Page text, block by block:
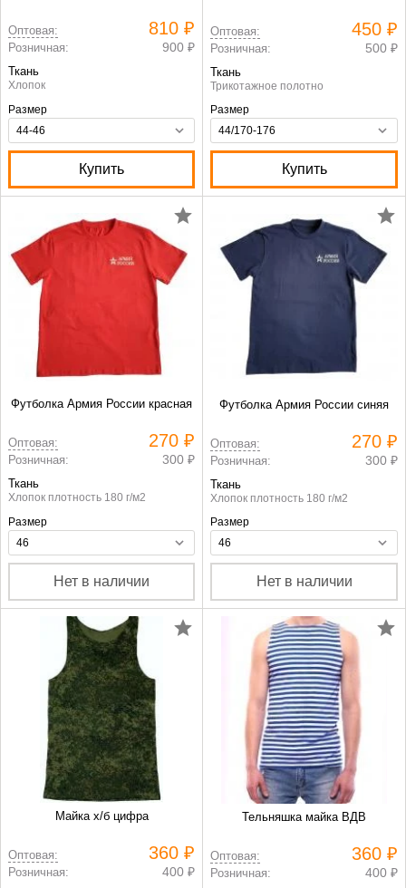
Оптовая: 810 ₽
Розничная: 900 ₽
Ткань
Хлопок
Размер
Купить
Оптовая: 450 ₽
Розничная: 500 ₽
Ткань
Трикотажное полотно
Размер
Купить
Футболка Армия России красная
Оптовая: 270 ₽
Розничная: 300 ₽
Ткань
Хлопок плотность 180 г/м2
Размер
Нет в наличии
Футболка Армия России синяя
Оптовая: 270 ₽
Розничная: 300 ₽
Ткань
Хлопок плотность 180 г/м2
Размер
Нет в наличии
Майка х/б цифра
Оптовая: 360 ₽
Розничная: 400 ₽
Тельняшка майка ВДВ
Оптовая: 360 ₽
Розничная: 400 ₽